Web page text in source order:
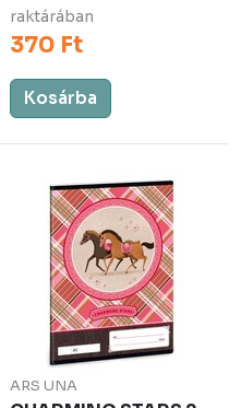
raktárában
370 Ft
Kosárba
ARS UNA